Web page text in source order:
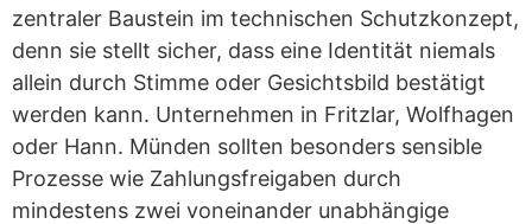
zentraler Baustein im technischen Schutzkonzept,
denn sie stellt sicher, dass eine Identität niemals
allein durch Stimme oder Gesichtsbild bestätigt
werden kann. Unternehmen in Fritzlar, Wolfhagen
oder Hann. Münden sollten besonders sensible
Prozesse wie Zahlungsfreigaben durch
mindestens zwei voneinander unabhängige